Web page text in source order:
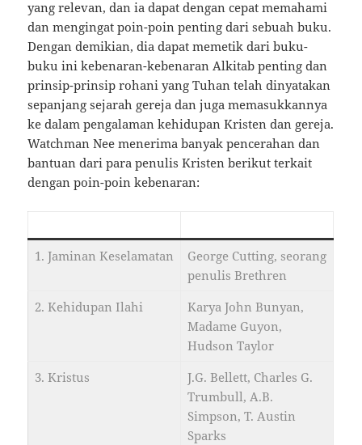
yang relevan, dan ia dapat dengan cepat memahami
dan mengingat poin-poin penting dari sebuah buku.
Dengan demikian, dia dapat memetik dari buku-
buku ini kebenaran-kebenaran Alkitab penting dan
prinsip-prinsip rohani yang Tuhan telah dinyatakan
sepanjang sejarah gereja dan juga memasukkannya
ke dalam pengalaman kehidupan Kristen dan gereja.
Watchman Nee menerima banyak pencerahan dan
bantuan dari para penulis Kristen berikut terkait
dengan poin-poin kebenaran:
1. Jaminan Keselamatan
George Cutting, seorang
penulis Brethren
2. Kehidupan Ilahi
Karya John Bunyan,
Madame Guyon,
Hudson Taylor
3. Kristus
J.G. Bellett, Charles G.
Trumbull, A.B.
Simpson, T. Austin
Sparks